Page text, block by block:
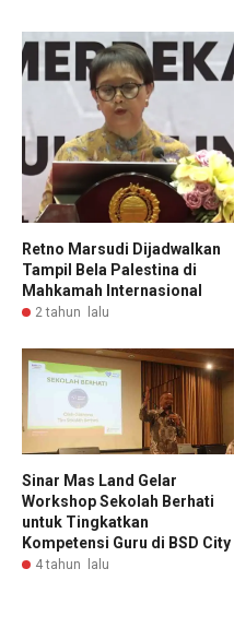
Retno Marsudi Dijadwalkan
Tampil Bela Palestina di
Mahkamah Internasional
2 tahun lalu
Sinar Mas Land Gelar
Workshop Sekolah Berhati
untuk Tingkatkan
Kompetensi Guru di BSD City
4 tahun lalu